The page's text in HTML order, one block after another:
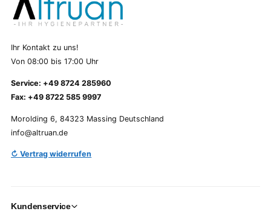
Ihr Kontakt zu uns!
Von 08:00 bis 17:00 Uhr
Service: +49 8724 285960
Fax: +49 8722 585 9997
Morolding 6, 84323 Massing Deutschland
info@altruan.de
↻ Vertrag widerrufen
Kundenservice